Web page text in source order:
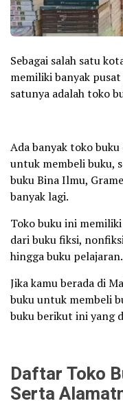
Sebagai salah satu
memiliki banyak
satunya adalah toko
Ada banyak toko
untuk membeli buku,
buku Bina Ilmu,
banyak lagi.
Toko buku ini
dari buku fiksi,
hingga buku pelajaran.
Jika kamu berada di
buku untuk membeli
buku berikut ini yang
Daftar Toko
Serta